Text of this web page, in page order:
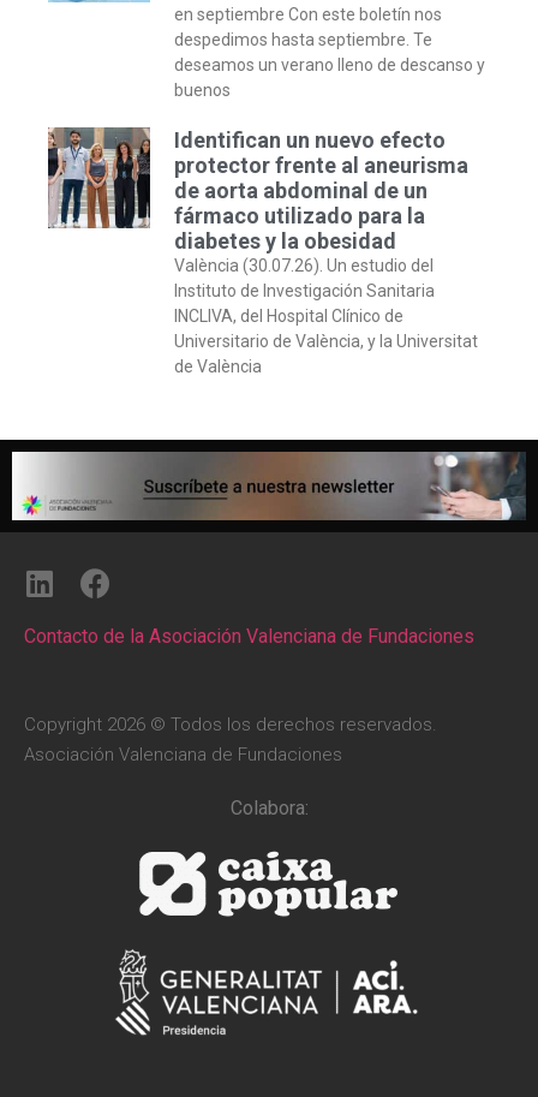
en septiembre Con este boletín nos
despedimos hasta septiembre. Te
deseamos un verano lleno de descanso y
buenos
Identifican un nuevo efecto
protector frente al aneurisma
de aorta abdominal de un
fármaco utilizado para la
diabetes y la obesidad
València (30.07.26). Un estudio del
Instituto de Investigación Sanitaria
INCLIVA, del Hospital Clínico de
Universitario de València, y la Universitat
de València
Contacto de la Asociación Valenciana de Fundaciones
Copyright 2026 © Todos los derechos reservados.
Asociación Valenciana de Fundaciones
Colabora: